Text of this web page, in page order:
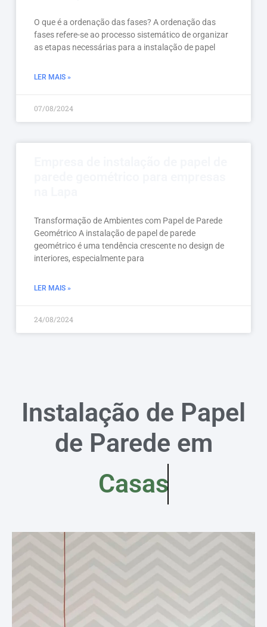
O que é a ordenação das fases? A ordenação das
fases refere-se ao processo sistemático de organizar
as etapas necessárias para a instalação de papel
LER MAIS »
07/08/2024
Transformação de Ambientes com Papel de Parede
Geométrico A instalação de papel de parede
geométrico é uma tendência crescente no design de
interiores, especialmente para
LER MAIS »
24/08/2024
Instalação de Papel
de Parede em
Casas